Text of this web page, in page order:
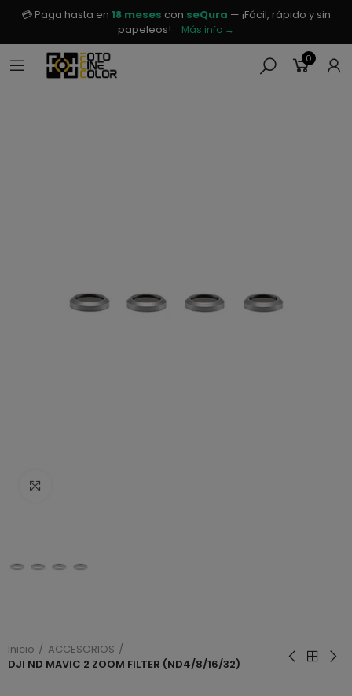
💳 Paga hasta en 18 meses con seQura — ¡Fácil, rápido y sin
papeleos!
Más info →
0
Inicio
ACCESORIOS
DJI ND MAVIC 2 ZOOM FILTER (ND4/8/16/32)